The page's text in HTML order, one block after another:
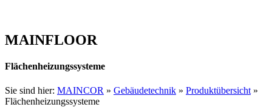
MAINFLOOR
Flächenheizungs­systeme
Sie sind hier: MAINCOR » Gebäudetechnik » Produktübersicht »
Flächenheizungssysteme